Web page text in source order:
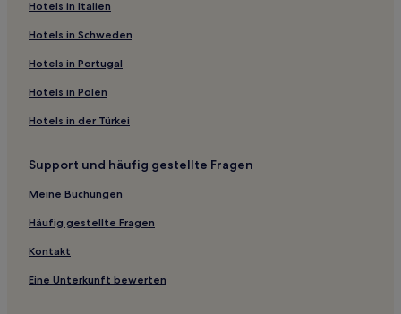
Haustierfreundliche in West Ashley
Hotels mit inbegriffenem Frühstück in West Ashley
Günstige in West Ashley
Familien in West Ashley
Günstige in South Carolina - Midlands
Familien in Küste von South Carolina
Strand in Küste von South Carolina
Golf in Küste von South Carolina
Lgbtqia-Freundliche in Küste von South Carolina
Hotels mit Pool in Küste von South Carolina
Hotels in Italien
Hotels in Schweden
Hotels in Portugal
Hotels in Polen
Hotels in der Türkei
Support und häufig gestellte Fragen
Meine Buchungen
Häufig gestellte Fragen
Kontakt
Eine Unterkunft bewerten